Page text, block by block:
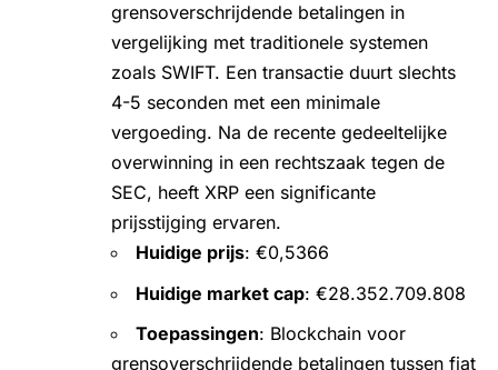
grensoverschrijdende betalingen in
vergelijking met traditionele systemen
zoals SWIFT. Een transactie duurt slechts
4-5 seconden met een minimale
vergoeding. Na de recente gedeeltelijke
overwinning in een rechtszaak tegen de
SEC, heeft XRP een significante
prijsstijging ervaren.
Huidige prijs: €0,5366
Huidige market cap: €28.352.709.808
Toepassingen: Blockchain voor
grensoverschrijdende betalingen tussen fiat